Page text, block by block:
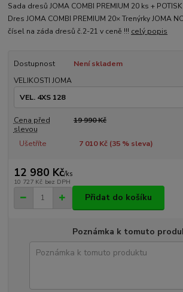
Sada dresů JOMA COMBI PREMIUM 20 ks +
Dres JOMA COMBI PREMIUM 20× Trenýrky JOMA
čísel na záda dresů č.2-21 v ceně !!! celý popis
Dostupnost
Není skladem
VELIKOSTI JOMA
Cena před
slevou
19 990 Kč
Ušetříte 7 010 Kč (35% sleva)
12 980 Kč/ks
10 727 Kč bez DPH
Přidat do košíku
Poznámka k tomuto